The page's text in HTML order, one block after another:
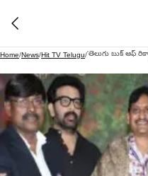
Home/News/Hit TV Telugu/'తెలుగు బుక్ ఆఫ్